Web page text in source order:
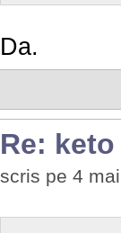
Da.
Re: keto
scris pe 4